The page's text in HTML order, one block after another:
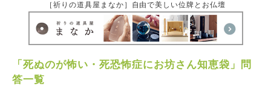
［祈りの道具屋まなか］自由で美しい位牌とお仏壇
「死ぬのが怖い・死恐怖症にお坊さん知恵袋」問
答一覧